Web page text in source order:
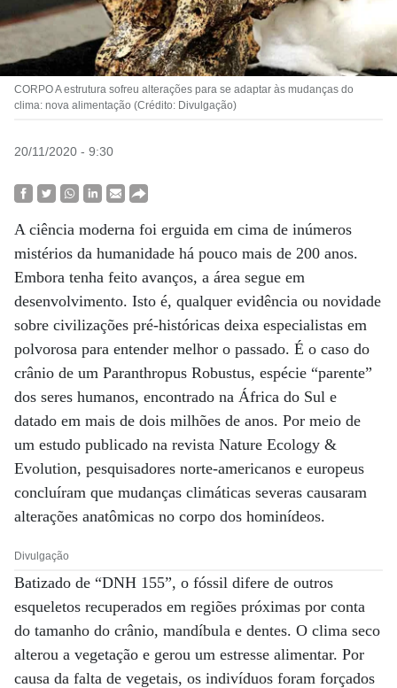
CORPO A estrutura sofreu alterações para se adaptar às mudanças do
clima: nova alimentação (Crédito: Divulgação)
20/11/2020 - 9:30
A ciência moderna foi erguida em cima de inúmeros
mistérios da humanidade há pouco mais de 200 anos.
Embora tenha feito avanços, a área segue em
desenvolvimento. Isto é, qualquer evidência ou novidade
sobre civilizações pré-históricas deixa especialistas em
polvorosa para entender melhor o passado. É o caso do
crânio de um Paranthropus Robustus, espécie “parente”
dos seres humanos, encontrado na África do Sul e
datado em mais de dois milhões de anos. Por meio de
um estudo publicado na revista Nature Ecology &
Evolution, pesquisadores norte-americanos e europeus
concluíram que mudanças climáticas severas causaram
alterações anatômicas no corpo dos hominídeos.
Divulgação
Batizado de “DNH 155”, o fóssil difere de outros
esqueletos recuperados em regiões próximas por conta
do tamanho do crânio, mandíbula e dentes. O clima seco
alterou a vegetação e gerou um estresse alimentar. Por
causa da falta de vegetais, os indivíduos foram forçados